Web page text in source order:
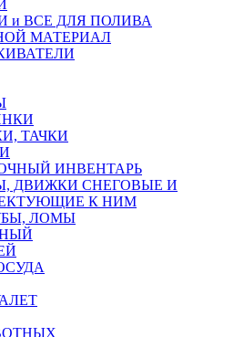
и ВСЕ ДЛЯ ПОЛИВА
МАТЕРИАЛ
ТАЧКИ
ИНВЕНТАРЬ
ДВИЖКИ СНЕГОВЫЕ И
К НИМ
ЛОМЫ